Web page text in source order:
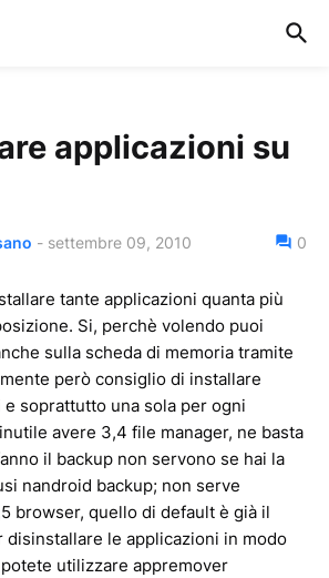
applicazioni su
- settembre 09, 2010 0
tante applicazioni quanta più
Si, perchè volendo puoi
sulla scheda di memoria tramite
però consiglio di installare
soprattutto una sola per ogni
avere 3,4 file manager, ne basta
il backup non servono se hai la
nandroid backup; non serve
browser, quello di default è già il
disinstallare le applicazioni in modo
utilizzare appremover